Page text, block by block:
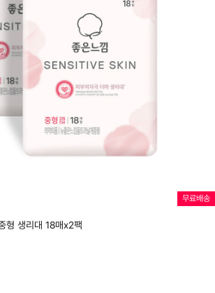
무료배송
형 생리대 18매x2팩